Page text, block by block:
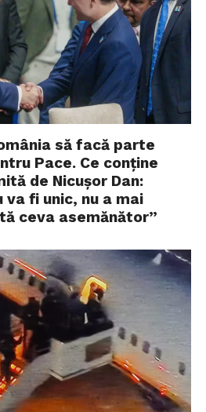
să facă parte
Pace. Ce conține
de Nicușor Dan:
va fi unic, nu a mai
ceva asemănător”